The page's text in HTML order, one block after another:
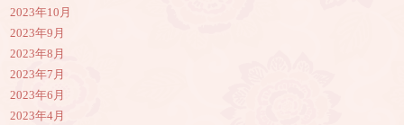
2023年10月
2023年9月
2023年8月
2023年7月
2023年6月
2023年4月